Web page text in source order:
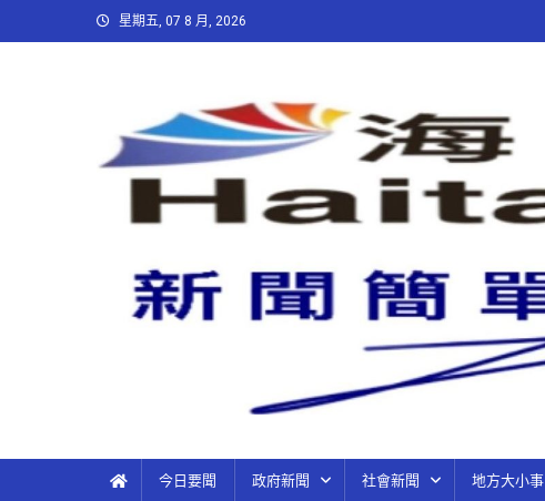
星期五, 07 8 月, 2026
今日要聞 政府新聞 社會新聞 地方大小事